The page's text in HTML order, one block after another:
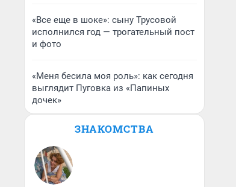
«Все еще в шоке»: сыну Трусовой
исполнился год — трогательный пост
и фото
«Меня бесила моя роль»: как сегодня
выглядит Пуговка из «Папиных
дочек»
ЗНАКОМСТВА